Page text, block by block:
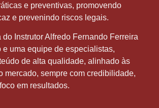
e preventivas, promovendo
e prevenindo riscos legais.
Instrutor Alfredo Fernando Ferreira
e uma equipe de especialistas,
de alta qualidade, alinhado às
mercado, sempre com credibilidade,
em resultados.